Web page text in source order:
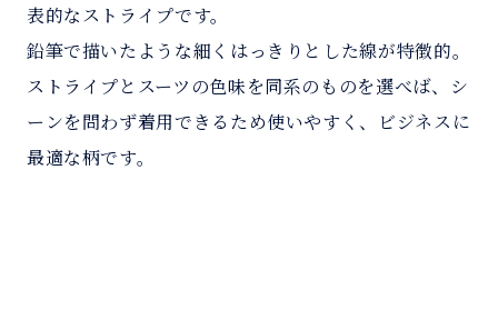
表的なストライプです。
鉛筆で描いたような細くはっきりとした線が特徴的。
ストライプとスーツの色味を同系のものを選べば、シ
ーンを問わず着用できるため使いやすく、ビジネスに
最適な柄です。